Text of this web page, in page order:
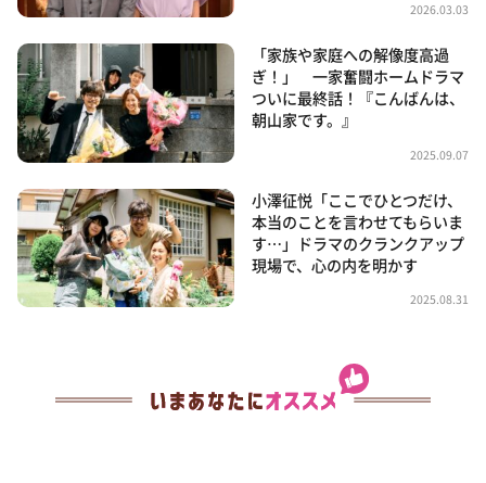
2026.03.03
「家族や家庭への解像度高過
ぎ！」 一家奮闘ホームドラマ
ついに最終話！『こんばんは、
朝山家です。』
2025.09.07
小澤征悦「ここでひとつだけ、
本当のことを言わせてもらいま
す…」ドラマのクランクアップ
現場で、心の内を明かす
2025.08.31